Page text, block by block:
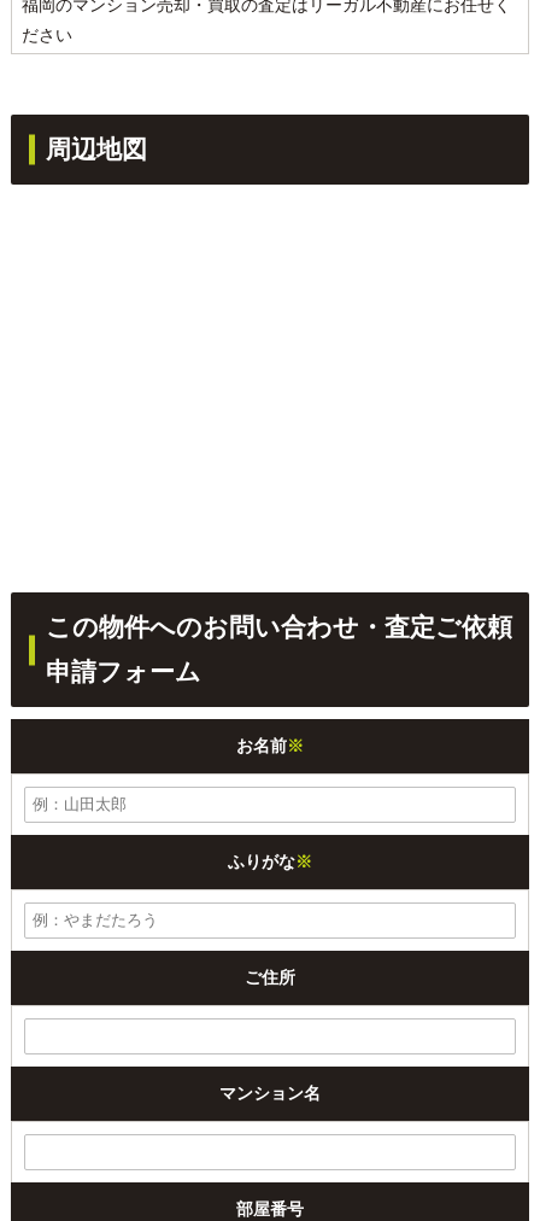
福岡のマンション売却・買取の査定はリーガル不動産にお任せく
ださい
周辺地図
この物件へのお問い合わせ・査定ご依頼
申請フォーム
お名前※
ふりがな※
ご住所
マンション名
部屋番号